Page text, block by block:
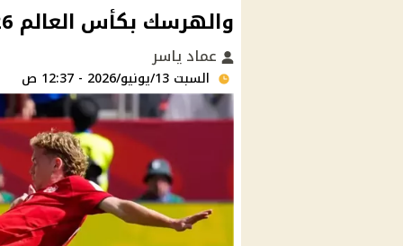
والهرسك بكأس العالم 2026
عماد ياسر
السبت 13/يونيو/2026 - 12:37 ص